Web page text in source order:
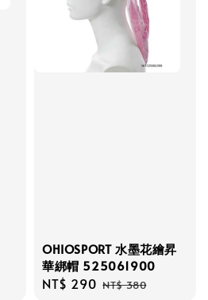
OHIOSPORT 水墨花繪昇
華綁帽 525061900
Sale
NT$ 290 Regular
NT$ 380